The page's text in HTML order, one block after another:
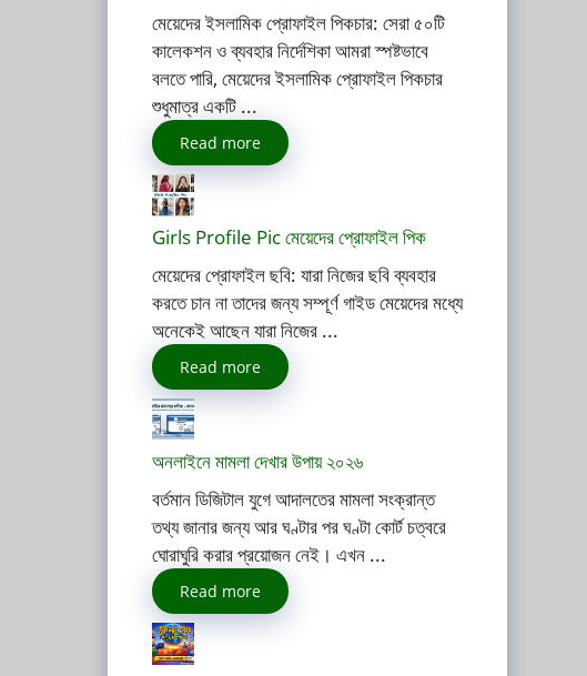
মেয়েদের ইসলামিক প্রোফাইল পিকচার: সেরা ৫০টি
কালেকশন ও ব্যবহার নির্দেশিকা আমরা স্পষ্টভাবে
বলতে পারি, মেয়েদের ইসলামিক প্রোফাইল পিকচার
শুধুমাত্র একটি ...
Read more
Girls Profile Pic মেয়েদের প্রোফাইল পিক
মেয়েদের প্রোফাইল ছবি: যারা নিজের ছবি ব্যবহার
করতে চান না তাদের জন্য সম্পূর্ণ গাইড মেয়েদের মধ্যে
অনেকেই আছেন যারা নিজের ...
Read more
অনলাইনে মামলা দেখার উপায় ২০২৬
বর্তমান ডিজিটাল যুগে আদালতের মামলা সংক্রান্ত
তথ্য জানার জন্য আর ঘণ্টার পর ঘণ্টা কোর্ট চত্বরে
ঘোরাঘুরি করার প্রয়োজন নেই। এখন ...
Read more